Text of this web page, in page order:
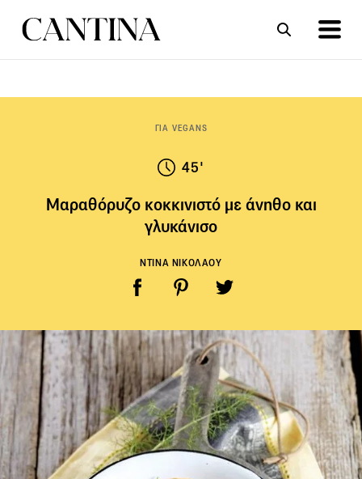
ΓΙΑ VEGANS
45'
Μαραθόρυζο κοκκινιστό με άνηθο και
γλυκάνισο
ΝΤΙΝΑ ΝΙΚΟΛΑΟΥ